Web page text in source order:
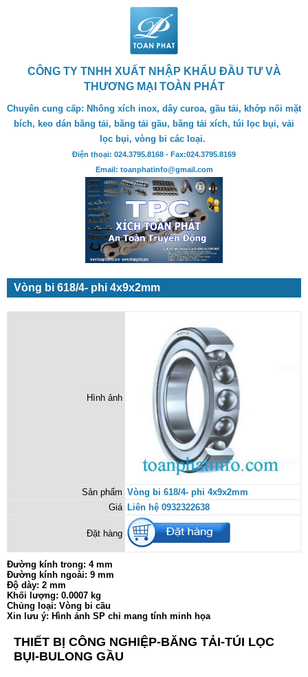
CÔNG TY TNHH XUẤT NHẬP KHẨU ĐẦU TƯ VÀ
THƯƠNG MẠI TOÀN PHÁT
Chuyên cung cấp: Nhông xích inox, dây curoa, gầu tải, khớp nối mặt
bích, keo dán băng tải, băng tải gầu, băng tải xích, túi lọc bụi, vải
lọc bụi, vòng bi các loại.
Điện thoại: 024.3795.8168 - Fax:024.3795.8169
Email: toanphatinfo@gmail.com
Vòng bi 618/4- phi 4x9x2mm
Hình ảnh
Sản phẩm Vòng bi 618/4- phi 4x9x2mm
Giá Liên hệ 0932322638
Đặt hàng
Đường kính trong: 4 mm
Đường kính ngoài: 9 mm
Độ dày: 2 mm
Khối lượng: 0.0007 kg
Chủng loại: Vòng bi cầu
Xin lưu ý: Hình ảnh SP chỉ mang tính minh họa
THIẾT BỊ CÔNG NGHIỆP-BĂNG TẢI-TÚI LỌC
BỤI-BULONG GẦU